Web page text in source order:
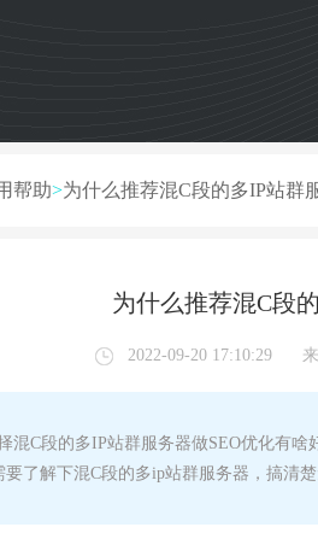
帮助>为什么推荐混C段的多IP站群
为什么推荐混C段
2022-09-20 17:10:29
C段的多IP站群服务器做SEO优化有啥
要了解下混C段的多ip站群服务器，搞清